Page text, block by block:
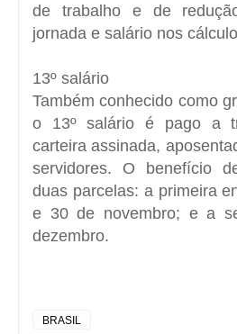
de trabalho e de
jornada e salário nos
13º salário
Também conhecido como
o 13º salário é pago a
carteira assinada,
servidores. O benefício
duas parcelas: a primeira
e 30 de novembro; e a
dezembro.
BRASIL